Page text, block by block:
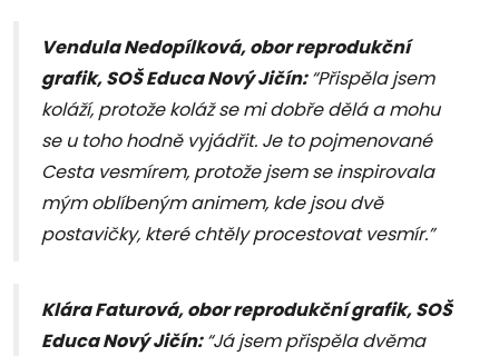
Vendula Nedopílková, obor reprodukční
grafik, SOŠ Educa Nový Jičín:“Přispěla jsem
koláží, protože koláž se mi dobře dělá a mohu
se u toho hodně vyjádřit. Je to pojmenované
Cesta vesmírem, protože jsem se inspirovala
mým oblíbeným animem, kde jsou dvě
postavičky, které chtěly procestovat vesmír.”
Klára Faturová, obor reprodukční grafik, SOŠ
Educa Nový Jičín:“Já jsem přispěla dvěma